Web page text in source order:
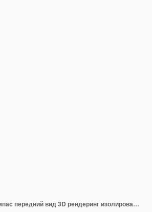
Магнитный компас передний вид 3D рендеринг изолирован на прозрачном фоне